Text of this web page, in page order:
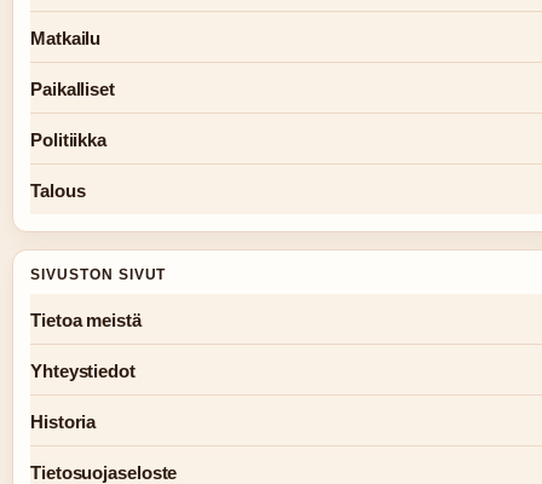
Matkailu
Paikalliset
Politiikka
Talous
SIVUSTON SIVUT
Tietoa meistä
Yhteystiedot
Historia
Tietosuojaseloste